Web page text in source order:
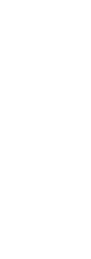
います
ザーです
績があります